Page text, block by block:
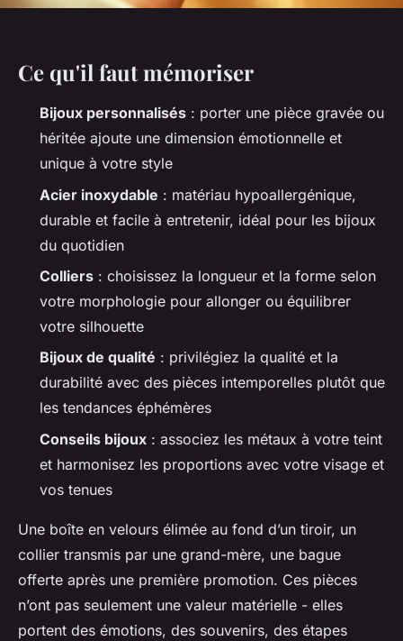
Ce qu'il faut mémoriser
Bijoux personnalisés : porter une pièce gravée ou
héritée ajoute une dimension émotionnelle et
unique à votre style
Acier inoxydable : matériau hypoallergénique,
durable et facile à entretenir, idéal pour les bijoux
du quotidien
Colliers : choisissez la longueur et la forme selon
votre morphologie pour allonger ou équilibrer
votre silhouette
Bijoux de qualité : privilégiez la qualité et la
durabilité avec des pièces intemporelles plutôt que
les tendances éphémères
Conseils bijoux : associez les métaux à votre teint
et harmonisez les proportions avec votre visage et
vos tenues
Une boîte en velours élimée au fond d’un tiroir, un
collier transmis par une grand-mère, une bague
offerte après une première promotion. Ces pièces
n’ont pas seulement une valeur matérielle - elles
portent des émotions, des souvenirs, des étapes